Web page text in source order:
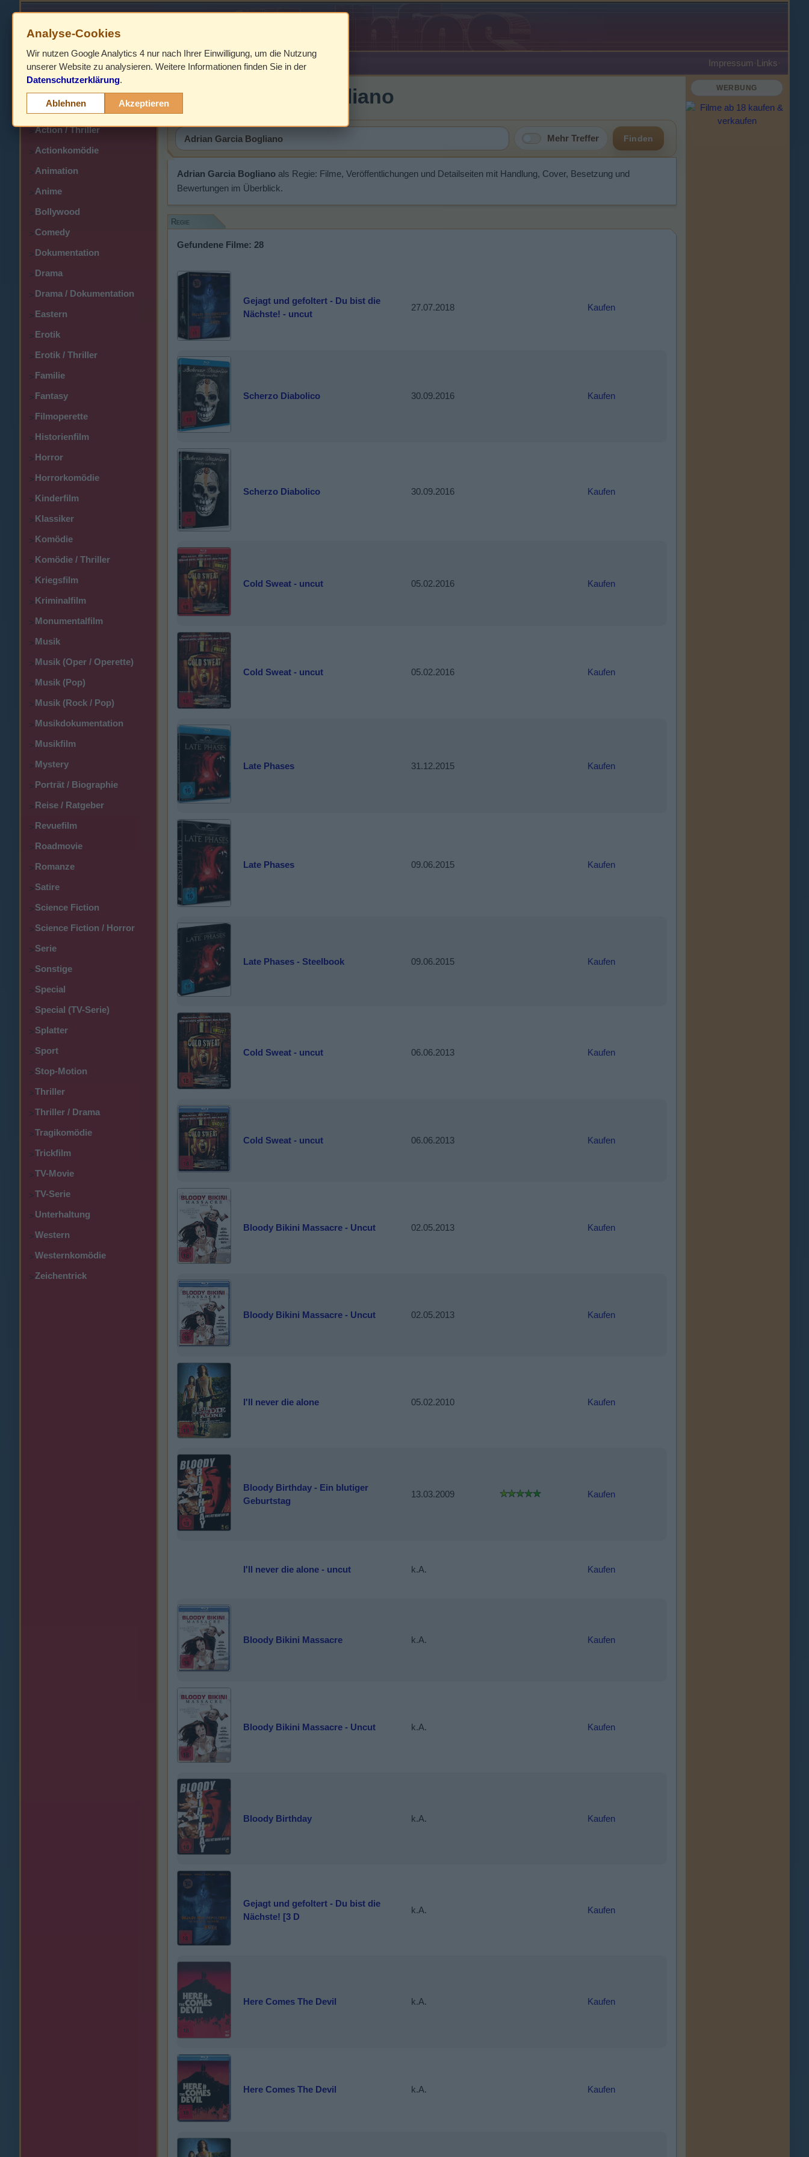
HOME Impressum ·Links·
>
> Action
>Action / Thriller
>Actionkomödie
>Animation
>Anime
>Bollywood
>Comedy
>Dokumentation
>Drama
>Drama / Dokumentation
>Eastern
>Erotik
>Erotik / Thriller
>Familie
>Fantasy
>Filmoperette
>Historienfilm
>Horror
>Horrorkomödie
>Kinderfilm
>Klassiker
>Komödie
>Komödie / Thriller
>Kriegsfilm
>Kriminalfilm
>Monumentalfilm
>Musik
>Musik (Oper / Operette)
>Musik (Pop)
>Musik (Rock / Pop)
>Musikdokumentation
>Musikfilm
>Mystery
>Porträt / Biographie
>Reise / Ratgeber
>Revuefilm
>Roadmovie
>Romanze
>Satire
>Science Fiction
>Science Fiction / Horror
>Serie
>Sonstige
>Special
>Special (TV-Serie)
>Splatter
>Sport
>Stop-Motion
>Thriller
>Thriller / Drama
>Tragikomödie
>Trickfilm
>TV-Movie
>TV-Serie
>Unterhaltung
>Western
>Westernkomödie
>Zeichentrick
Adrian Garcia Bogliano
Mehr Treffer Finden
Adrian Garcia Bogliano als Regie: Filme, Veröffentlichungen und Detailseiten mit Handlung, Cover, Besetzung und
Bewertungen im Überblick.
Regie
Gefundene Filme: 28
Gejagt und gefoltert - Du bist die
Nächste! - uncut
27.07.2018 Kaufen
Scherzo Diabolico 30.09.2016 Kaufen
Scherzo Diabolico 30.09.2016 Kaufen
Cold Sweat - uncut 05.02.2016 Kaufen
Cold Sweat - uncut 05.02.2016 Kaufen
Late Phases 31.12.2015 Kaufen
Late Phases 09.06.2015 Kaufen
Late Phases - Steelbook 09.06.2015 Kaufen
Cold Sweat - uncut 06.06.2013 Kaufen
Cold Sweat - uncut 06.06.2013 Kaufen
Bloody Bikini Massacre - Uncut 02.05.2013 Kaufen
Bloody Bikini Massacre - Uncut 02.05.2013 Kaufen
I'll never die alone 05.02.2010 Kaufen
Bloody Birthday - Ein blutiger
Geburtstag
13.03.2009 Kaufen
I'll never die alone - uncut k.A. Kaufen
Bloody Bikini Massacre k.A. Kaufen
Bloody Bikini Massacre - Uncut k.A. Kaufen
Bloody Birthday k.A. Kaufen
Gejagt und gefoltert - Du bist die
Nächste! [3 D
k.A. Kaufen
Here Comes The Devil k.A. Kaufen
Here Comes The Devil k.A. Kaufen
WERBUNG
Analyse-Cookies
Wir nutzen Google Analytics 4 nur nach Ihrer Einwilligung, um die Nutzung
unserer Website zu analysieren. Weitere Informationen finden Sie in der
Datenschutzerklärung.
Ablehnen Akzeptieren